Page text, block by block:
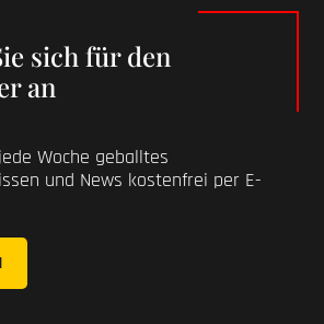
sich für den
an
Woche geballtes
und News kostenfrei per E-